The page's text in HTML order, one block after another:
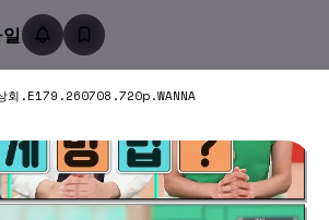
회.E179.260708.720p.WANNA